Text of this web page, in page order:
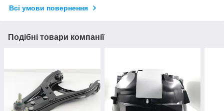
Всі умови повернення
Подібні товари компанії